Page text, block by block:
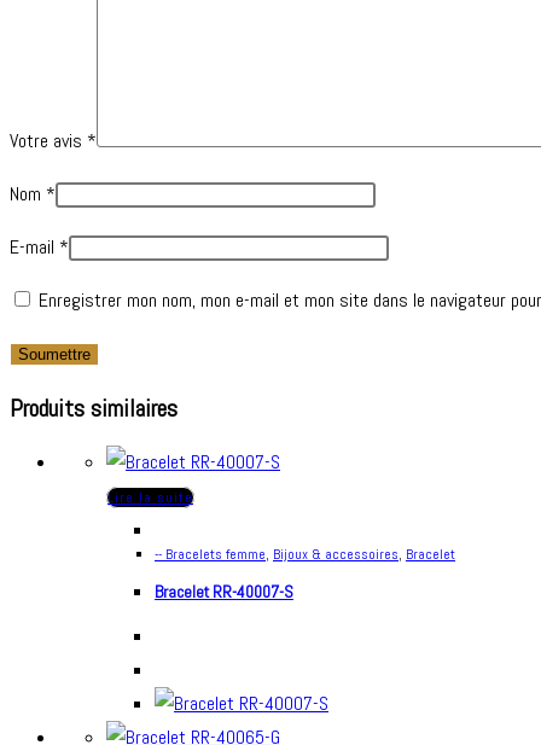
Votre avis *
Nom *
E-mail *
Enregistrer mon nom, mon e-mail et mon site dans le navigateur
Produits similaires
Lire la suite
-- Bracelets femme, Bijoux & accessoires, Bracelet
Bracelet RR-40007-S